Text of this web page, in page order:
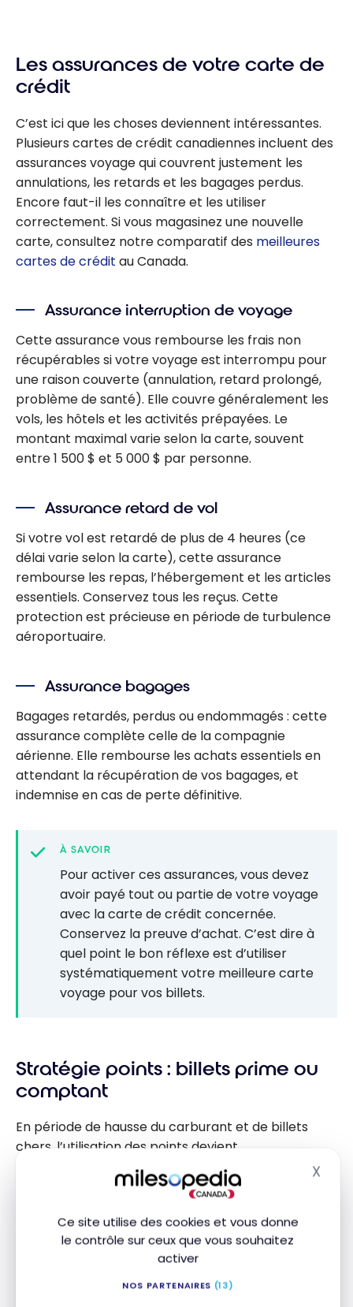
Ce site utilise des cookies et vous donne
le contrôle sur ceux que vous souhaitez
activer
NOS PARTENAIRES (13)
X
Les assurances de votre carte de
crédit
C’est ici que les choses deviennent intéressantes.
Plusieurs cartes de crédit canadiennes incluent des
assurances voyage qui couvrent justement les
annulations, les retards et les bagages perdus.
Encore faut-il les connaître et les utiliser
correctement. Si vous magasinez une nouvelle
carte, consultez notre comparatif des meilleures
cartes de crédit au Canada.
Assurance interruption de voyage
Cette assurance vous rembourse les frais non
récupérables si votre voyage est interrompu pour
une raison couverte (annulation, retard prolongé,
problème de santé). Elle couvre généralement les
vols, les hôtels et les activités prépayées. Le
montant maximal varie selon la carte, souvent
entre 1 500 $ et 5 000 $ par personne.
Assurance retard de vol
Si votre vol est retardé de plus de 4 heures (ce
délai varie selon la carte), cette assurance
rembourse les repas, l’hébergement et les articles
essentiels. Conservez tous les reçus. Cette
protection est précieuse en période de turbulence
aéroportuaire.
Assurance bagages
Bagages retardés, perdus ou endommagés : cette
assurance complète celle de la compagnie
aérienne. Elle rembourse les achats essentiels en
attendant la récupération de vos bagages, et
indemnise en cas de perte définitive.
À SAVOIR
Pour activer ces assurances, vous devez
avoir payé tout ou partie de votre voyage
avec la carte de crédit concernée.
Conservez la preuve d’achat. C’est dire à
quel point le bon réflexe est d’utiliser
systématiquement votre meilleure carte
voyage pour vos billets.
Stratégie points : billets prime ou
comptant
En période de hausse du carburant et de billets
chers, l’utilisation des points devient
particulièrement intéressante. Un billet acheté
avec des points conserve sa valeur même si les prix
compagnies augmentent aussi parfois le nombre
de points requis ou les frais de carburant ajoutés
aux billets prime. Pour bien comparer, consultez
programmes de fidélité